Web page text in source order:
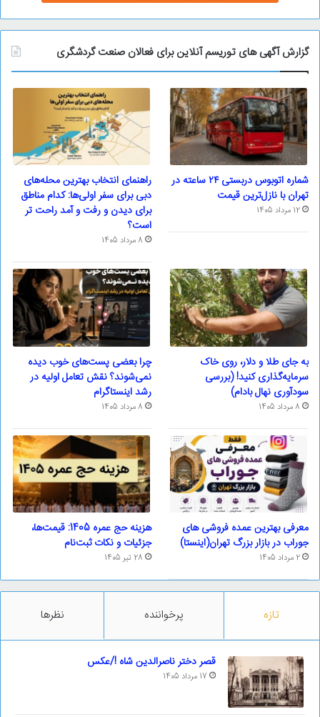
گزارش آگهی های توریسم آنلاین برای فعالان صنعت گردشگری
شماره اتوبوس دربستی ۲۴ ساعته در
تهران با نازل‌ترین قیمت
12 مرداد 1405
راهنمای انتخاب بهترین محله‌های
دبی برای سفر اولی‌ها: کدام مناطق
برای دیدن و رفت و آمد راحت تر
است؟
8 مرداد 1405
به جای طلا و دلار، روی خاک
سرمایه‌گذاری کنید! (بررسی
سودآوری نهال بادام)
8 مرداد 1405
چرا بعضی پست‌های خوب دیده
نمی‌شوند؟ نقش تعامل اولیه در
رشد اینستاگرام
8 مرداد 1405
معرفی بهترین عمده فروشی های
جوراب در بازار بزرگ تهران(اینستا)
2 مرداد 1405
هزینه حج عمره 1405: قیمت‌ها،
جزئیات و نکات ثبت‌نام
28 تیر 1405
تازه پرخواننده نظرها
قصر دختر ناصرالدین شاه !/عکس
17 مرداد 1405